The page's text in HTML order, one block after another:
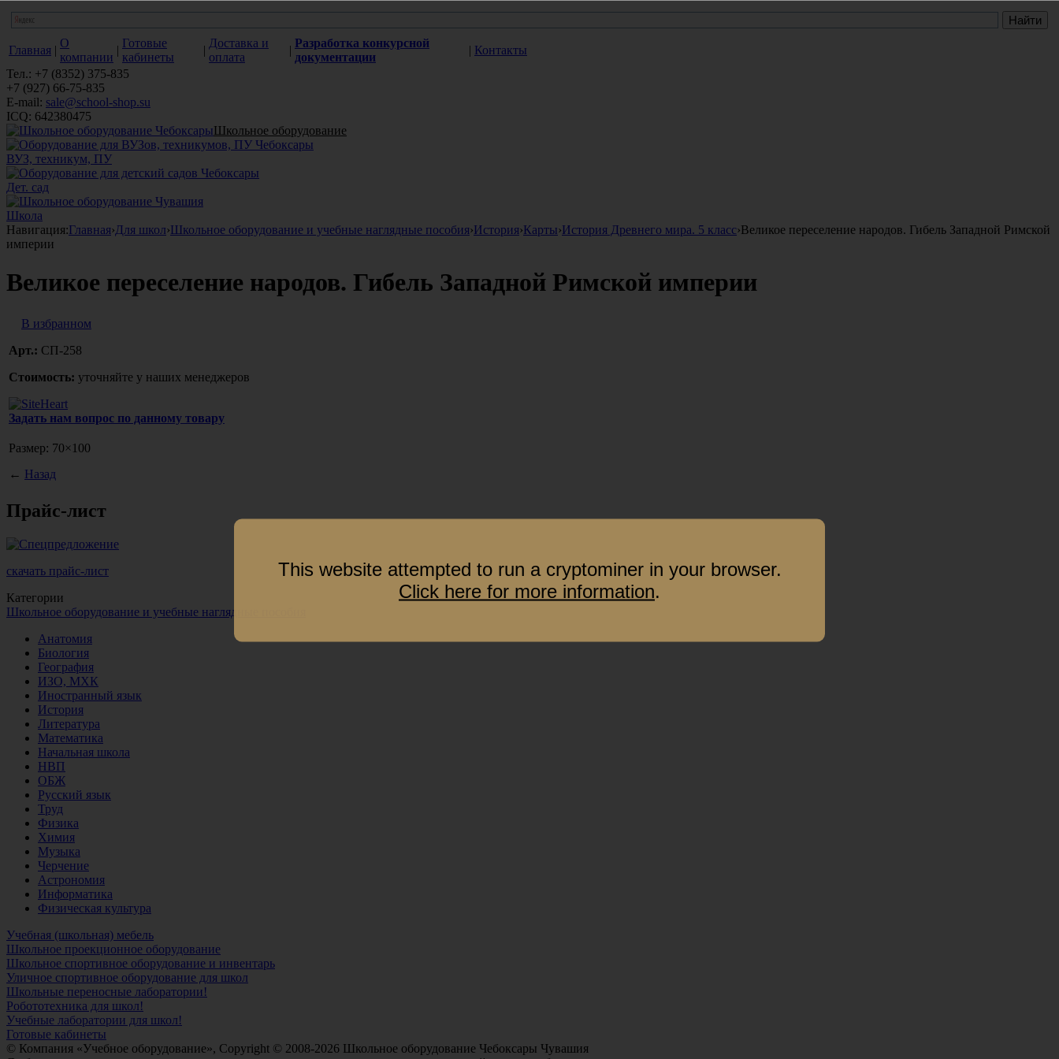
Главная |
О
компании
|
Готовые
кабинеты
|
Доставка и
оплата
|
Разработка конкурсной
документации
| Контакты
Тел.: +7 (8352) 375-835
+7 (927) 66-75-835
E-mail: sale@school-shop.su
ICQ: 642380475
Школьное оборудование
ВУЗ, техникум, ПУ
Дет. сад
Школа
Навигация:Главная›Для школ›Школьное оборудование и учебные наглядные пособия›История›Карты›История Древнего мира. 5 класс›Великое переселение народов. Гибель Западной Римской
империи
Великое переселение народов. Гибель Западной Римской империи
В избранном
Арт.: СП-258
Стоимость: уточняйте у наших менеджеров
Задать нам вопрос по данному товару
Размер: 70×100
← Назад
Прайс-лист
скачать прайс-лист
Категории
Школьное оборудование и учебные наглядные пособия
Анатомия
Биология
География
ИЗО, МХК
Иностранный язык
История
Литература
Математика
Начальная школа
НВП
ОБЖ
Русский язык
Труд
Физика
Химия
Музыка
Черчение
Астрономия
Информатика
Физическая культура
Учебная (школьная) мебель
Школьное проекционное оборудование
Школьное спортивное оборудование и инвентарь
Уличное спортивное оборудование для школ
Школьные переносные лаборатории!
Робототехника для школ!
Учебные лаборатории для школ!
Готовые кабинеты
© Компания «Учебное оборудование», Copyright © 2008-2026 Школьное оборудование Чебоксары Чувашия
This website attempted to run a cryptominer in your browser.
Click here for more information.